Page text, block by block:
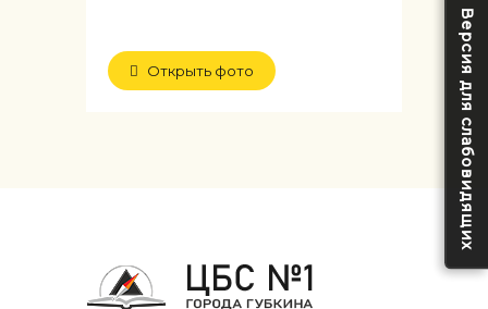
Версия для слабовидящих
Открыть фото